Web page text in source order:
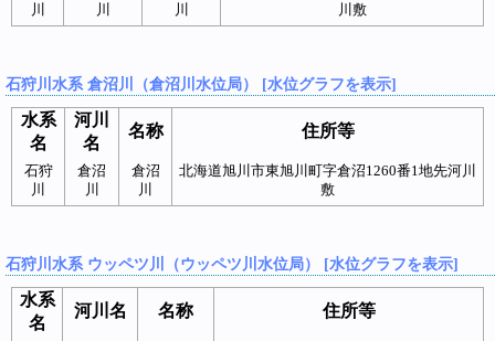
川
川
川
川敷
石狩川水系 倉沼川（倉沼川水位局） [水位グラフを表示]
水系
名
河川
名
名称 住所等
石狩
川
倉沼
川
倉沼
川
北海道旭川市東旭川町字倉沼1260番1地先河川
敷
石狩川水系 ウッペツ川（ウッペツ川水位局） [水位グラフを表示]
水系
名
河川名 名称 住所等